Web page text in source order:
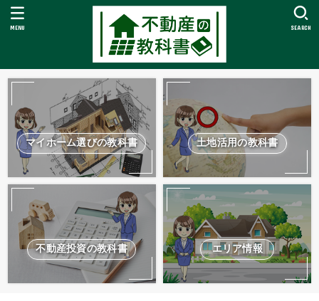
SEARCH
MENU
マイホーム選びの教科書 土地活用の教科書
不動産投資の教科書 エリア情報